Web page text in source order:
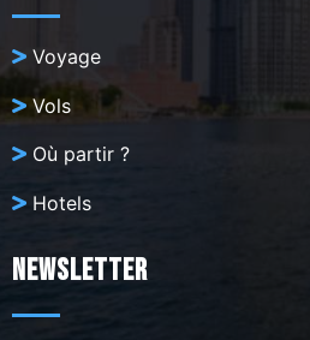
Voyage
Vols
Où partir ?
Hotels
Newsletter